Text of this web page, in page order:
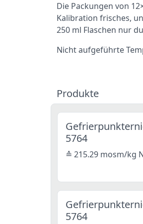
Die Packungen von
Kalibration frisches,
250 ml Flaschen nur
Nicht aufgeführte
Produkte
5764
≙ 215.29 mosm/kg
5764